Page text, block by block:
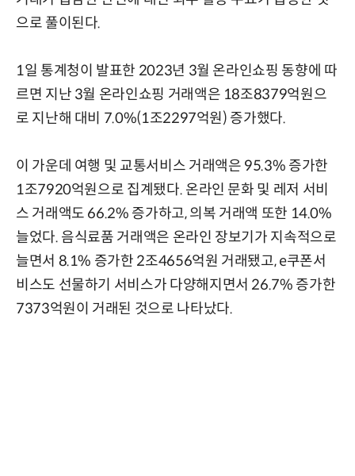
으로 풀이된다.
1일 통계청이 발표한 2023년 3월 온라인쇼핑 동향에 따
르면 지난 3월 온라인쇼핑 거래액은 18조8379억원으
로 지난해 대비 7.0%(1조2297억원) 증가했다.
이 가운데 여행 및 교통서비스 거래액은 95.3% 증가한
1조7920억원으로 집계됐다. 온라인 문화 및 레저 서비
스 거래액도 66.2% 증가하고, 의복 거래액 또한 14.0%
늘었다. 음식료품 거래액은 온라인 장보기가 지속적으로
늘면서 8.1% 증가한 2조4656억원 거래됐고, e쿠폰서
비스도 선물하기 서비스가 다양해지면서 26.7% 증가한
7373억원이 거래된 것으로 나타났다.